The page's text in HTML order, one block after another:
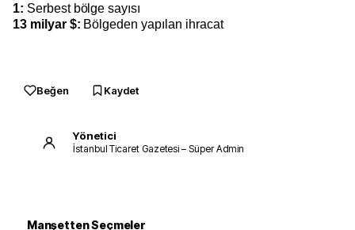
1: Serbest bölge sayısı
13 milyar $: Bölgeden yapılan ihracat
Beğen Kaydet
Yönetici
İstanbul Ticaret Gazetesi – Süper Admin
Manşetten Seçmeler